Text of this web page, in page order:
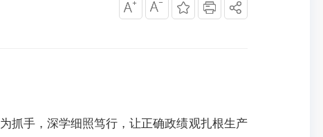
为抓手 ，深学细照笃行，让正确政绩观扎根生产